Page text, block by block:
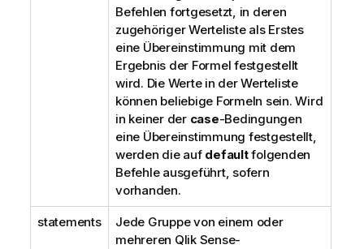
Befehlen fortgesetzt, in deren
zugehöriger Werteliste als Erstes
eine Übereinstimmung mit dem
Ergebnis der Formel festgestellt
wird. Die Werte in der Werteliste
können beliebige Formeln sein. Wird
in keiner der case-Bedingungen
eine Übereinstimmung festgestellt,
werden die auf defaultfolgenden
Befehle ausgeführt, sofern
vorhanden.
statements
Jede Gruppe von einem oder
mehreren Qlik Sense-